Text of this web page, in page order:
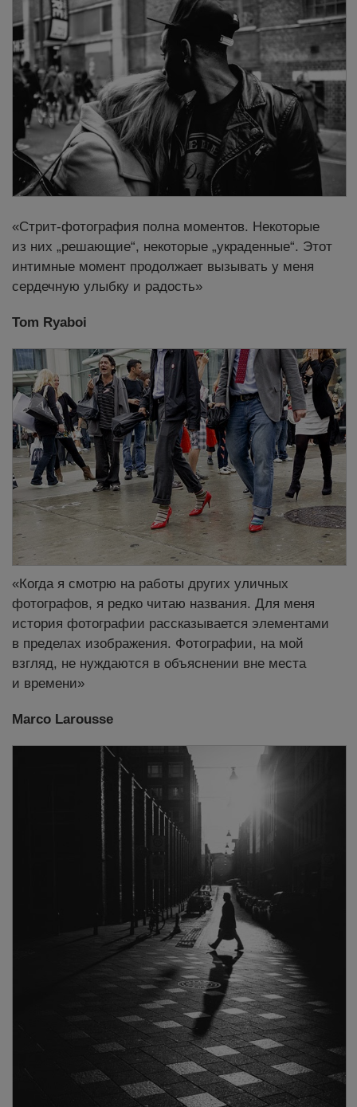
«Стрит-фотография полна моментов. Некоторые
из них „решающие“, некоторые „украденные“. Этот
интимные момент продолжает вызывать у меня
сердечную улыбку и радость»
Tom Ryaboi
«Когда я смотрю на работы других уличных
фотографов, я редко читаю названия. Для меня
история фотографии рассказывается элементами
в пределах изображения. Фотографии, на мой
взгляд, не нуждаются в объяснении вне места
и времени»
Marco Larousse